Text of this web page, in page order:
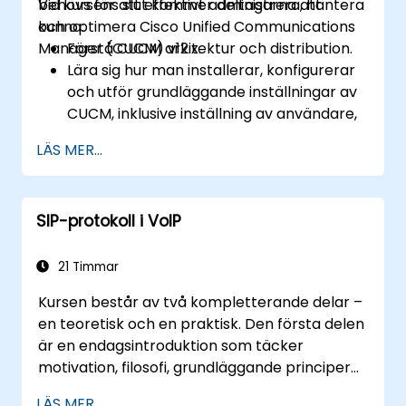
behövs för att effektivt administrera, hantera
och optimera Cisco Unified Communications
Manager (CUCM) v12.x.
Vid kursens slut kommer deltagarna att
kunna:
Förstå CUCM arkitektur och distribution.
Lära sig hur man installerar, konfigurerar
och utför grundläggande inställningar av
CUCM, inklusive inställning av användare,
nätverksinställningar.
Implementera och hantera
samtalsrutter.
Utföra systemunderhåll och felsökning.
LÄS MER...
SIP-protokoll i VoIP
21 Timmar
Kursen består av två kompletterande delar –
en teoretisk och en praktisk. Den första delen
är en endagsintroduktion som täcker
motivation, filosofi, grundläggande principer